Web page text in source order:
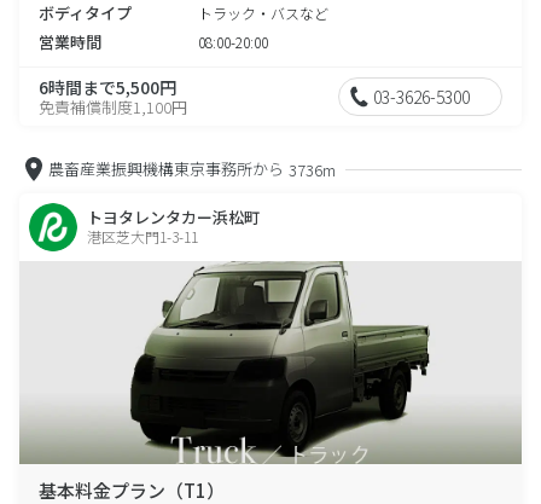
ボディタイプ トラック・バスなど
営業時間 08:00-20:00
6時間まで5,500円
免責補償制度1,100円 03-3626-5300
農畜産業振興機構東京事務所から 3736m
トヨタレンタカー浜松町
港区芝大門1-3-11
基本料金プラン（T1）